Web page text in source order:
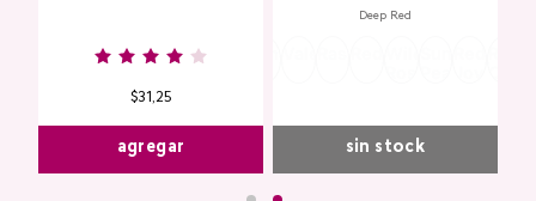
$31,25
agregar
Deep Red
Burgundy
RosePink
sin stock